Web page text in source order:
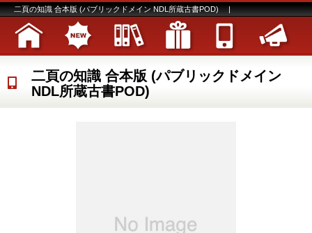
二頁の知識 合本版 (パブリックドメイン NDL所蔵古書POD) |
二頁の知識 合本版 (パブリックドメイン
NDL所蔵古書POD)